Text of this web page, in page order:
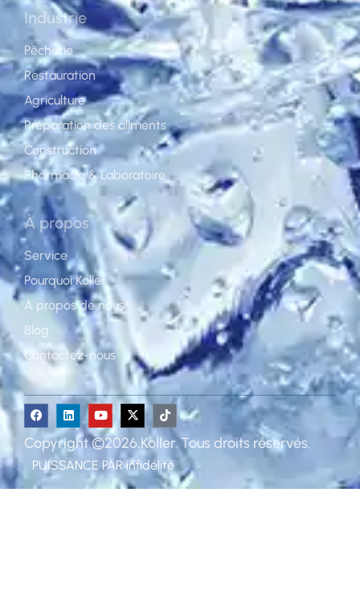
Industrie
Pêcherie
Restauration
Agriculture
Préparation des aliments
Construction
Pharmacie & Laboratoire
À propos
Service
Pourquoi Koller
À propos de nous
Blog
Contactez-nous
Copyright ©2026,Koller. Tous droits réservés.
PUISSANCE PARinfidélité